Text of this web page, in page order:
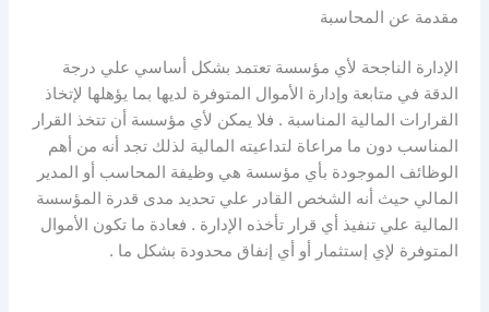
مقدمة عن المحاسبة
الإدارة الناجحة لأي مؤسسة تعتمد بشكل أساسي علي درجة
الدقة في متابعة وإدارة الأموال المتوفرة لديها بما يؤهلها لإتخاذ
القرارات المالية المناسبة . فلا يمكن لأي مؤسسة أن تتخذ القرار
المناسب دون ما مراعاة لتداعيته المالية لذلك تجد أنه من أهم
الوظائف الموجودة بأي مؤسسة هي وظيفة المحاسب أو المدير
المالي حيث أنه الشخص القادر علي تحديد مدى قدرة المؤسسة
المالية علي تنفيذ أي قرار تأخذه الإدارة . فعادة ما تكون الأموال
المتوفرة لإي إستثمار أو أي إنفاق محدودة بشكل ما .